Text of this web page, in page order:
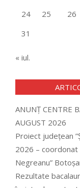
24
25 26
31
« iul.
ANUNȚ CENTRE
AUGUST 2026
Proiect județean
2026 – coordonat
Negreanu”
Rezultate